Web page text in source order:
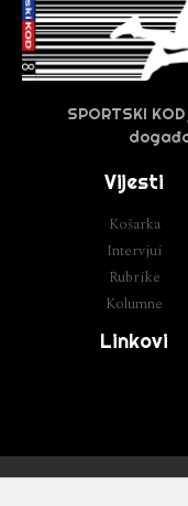
SPORTSKI
Vijesti
Košarka
Intervjui
Rubrike
Kolumne
Linkovi